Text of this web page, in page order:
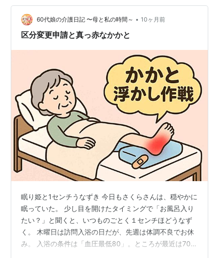
するか ４，美人施設長に相談 １，介護度の区分変更 8月
に介護施設に入ったわが愚父ですが、以前の介護度は
「要支援２」でした。ご存じのように介…
60代娘の介護日記 〜母と私の時間～ • 10ヶ月前
区分変更申請と真っ赤なかかと
眠り姫と1センチうなずき 今日もさくらさんは、穏やかに
眠っていた。 少し目を開けたタイミングで「お風呂入り
たい？」と聞くと、いつものごとく１センチほどうなず
く。 木曜日は訪問入浴の日だが、先週は体調不良でお休
み。 入浴の条件は「血圧最低80」。ところが最近は70台